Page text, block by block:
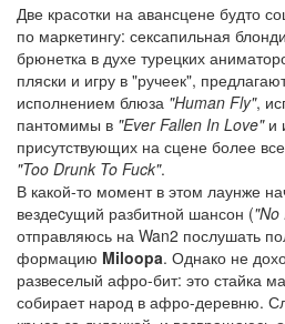
Две красотки на авансцене будто
по маркетингу: сексапильная
брюнетка в духе турецких
пляски и игру в "ручеек",
исполнением блюза "Human Fly",
пантомимы в "Ever Fallen In Love"и
присутствующих на сцене более
"Too Drunk To Fuck".
В какой-то момент в этом лаунже
вездеcущий разбитной шансон ("No
отправляюсь на Wan2 послушать
формацию Miloopa. Однако не
развеселый афро-бит: это стайка
собирает народ в афро-деревню.